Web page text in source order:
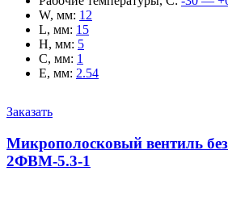
W, мм: 12
L, мм: 15
H, мм: 5
C, мм: 1
E, мм: 2.54
Заказать
Микрополосковый вентиль
2ФВМ-5.3-1